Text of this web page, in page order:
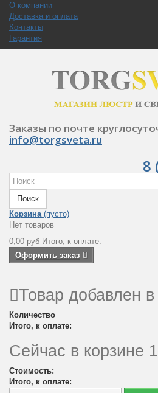
О компании
Доставка и оплата
Контакты
Гарантия
Заказы по почте
info@torgsveta.ru
8
Поиск
Корзина (пусто)
Нет товаров
0,00 руб Итого, к оплате:
Оформить заказ
Товар добавлен в
Количество
Итого, к оплате:
Сейчас в корзине
Стоимость:
Итого, к оплате: